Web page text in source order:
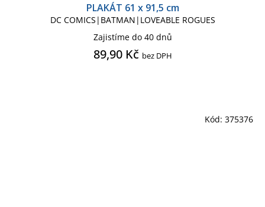
PLAKÁT 61 x 91,5 cm
DC COMICS|BATMAN|LOVEABLE ROGUES
Zajistíme do 40 dnů
89,90 Kč bez DPH
Kód: 375376